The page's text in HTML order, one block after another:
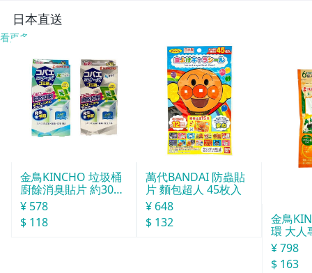
日本直送
看更多
金鳥KINCHO 垃圾桶
廚餘消臭貼片 約30天
分
¥ 578
$ 118
萬代BANDAI 防蟲貼
片 麵包超人 45枚入
¥ 648
$ 132
金鳥
環 大人
¥ 798
$ 163